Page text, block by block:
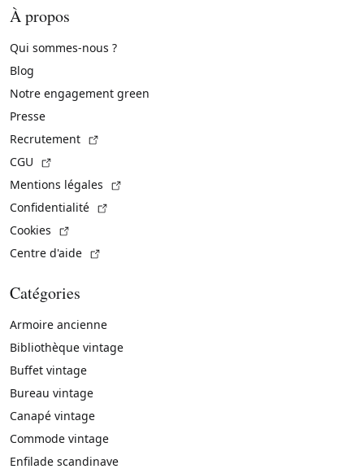
À propos
Qui sommes-nous ?
Blog
Notre engagement green
Presse
Recrutement
CGU
Mentions légales
Confidentialité
Cookies
Centre d'aide
Catégories
Armoire ancienne
Bibliothèque vintage
Buffet vintage
Bureau vintage
Canapé vintage
Commode vintage
Enfilade scandinave